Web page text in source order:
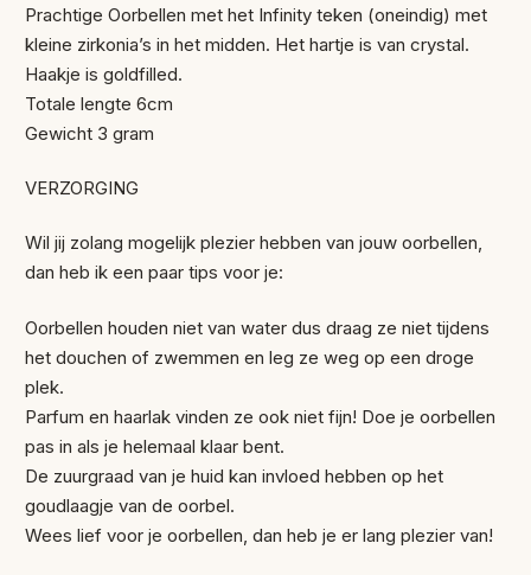
Prachtige Oorbellen met het Infinity teken (oneindig) met
kleine zirkonia’s in het midden. Het hartje is van crystal.
Haakje is goldfilled.
Totale lengte 6cm
Gewicht 3 gram
VERZORGING
Wil jij zolang mogelijk plezier hebben van jouw oorbellen,
dan heb ik een paar tips voor je:
Oorbellen houden niet van water dus draag ze niet tijdens
het douchen of zwemmen en leg ze weg op een droge
plek.
Parfum en haarlak vinden ze ook niet fijn! Doe je oorbellen
pas in als je helemaal klaar bent.
De zuurgraad van je huid kan invloed hebben op het
goudlaagje van de oorbel.
Wees lief voor je oorbellen, dan heb je er lang plezier van!